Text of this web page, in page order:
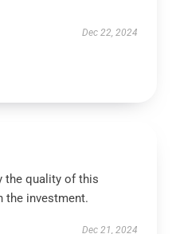
Dec 22, 2024
the quality of this
the investment.
Dec 21, 2024